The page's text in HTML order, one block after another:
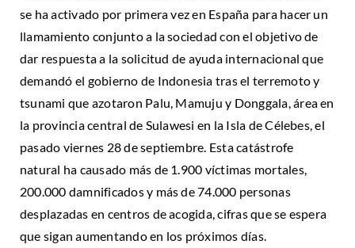
se ha activado por primera vez en España para hacer un
llamamiento conjunto a la sociedad con el objetivo de
dar respuesta a la solicitud de ayuda internacional que
demandó el gobierno de Indonesia tras el terremoto y
tsunami que azotaron Palu, Mamuju y Donggala, área en
la provincia central de Sulawesi en la Isla de Célebes, el
pasado viernes 28 de septiembre. Esta catástrofe
natural ha causado más de 1.900 víctimas mortales,
200.000 damnificados y más de 74.000 personas
desplazadas en centros de acogida, cifras que se espera
que sigan aumentando en los próximos días.